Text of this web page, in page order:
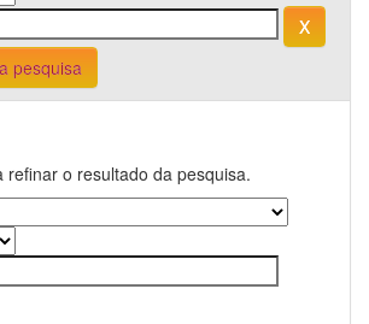
pesquisa
refinar o resultado da pesquisa.